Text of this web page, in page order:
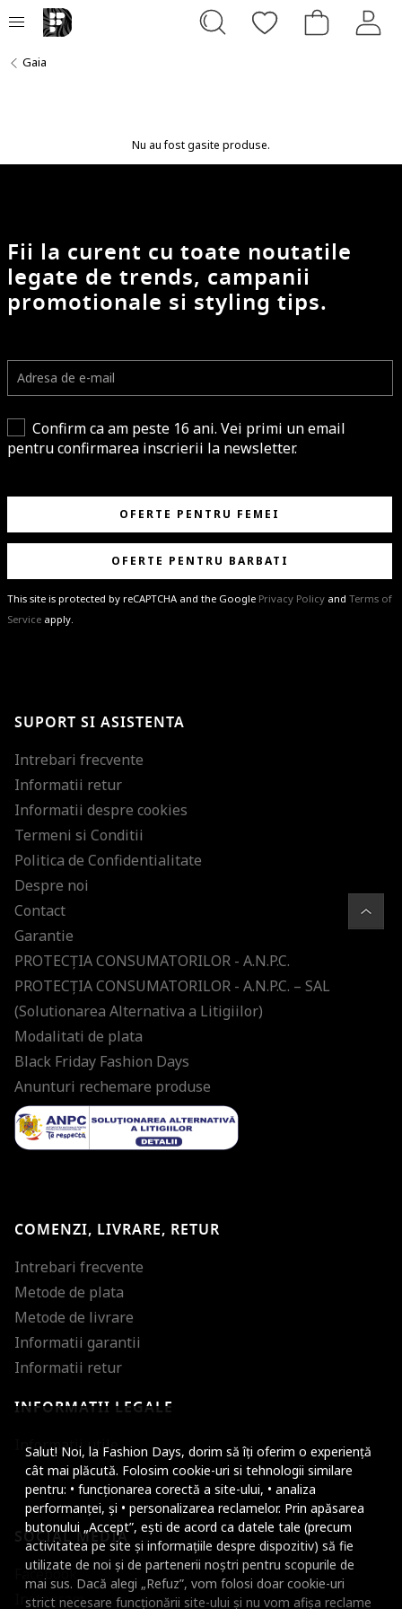
Salut! Noi, la Fashion Days, dorim să îți oferim o experiență
cât mai plăcută. Folosim cookie-uri si tehnologii similare
pentru: • funcționarea corectă a site-ului, • analiza
performanței, și • personalizarea reclamelor. Prin apăsarea
butonului „Accept”, ești de acord ca datele tale (precum
activitatea pe site și informațiile despre dispozitiv) să fie
utilizate de noi și de partenerii noștri pentru scopurile de
mai sus. Dacă alegi „Refuz”, vom folosi doar cookie-uri
strict necesare funcționării site-ului și nu vom afișa reclame
Gaia
Nu au fost gasite produse.
Fii la curent cu toate noutatile
legate de trends, campanii
promotionale si styling tips.
Confirm ca am peste 16 ani. Vei primi un email
pentru confirmarea inscrierii la newsletter.
OFERTE PENTRU FEMEI
OFERTE PENTRU BARBATI
This site is protected by reCAPTCHA and the Google Privacy Policy and Terms of
Service apply.
ultimele tendinte in moda!
SUPORT SI ASISTENTA
Intrebari frecvente
Informatii retur
Informatii despre cookies
Termeni si Conditii
Politica de Confidentialitate
Despre noi
Contact
Garantie
PROTECŢIA CONSUMATORILOR - A.N.P.C.
PROTECŢIA CONSUMATORILOR - A.N.P.C. – SAL
(Solutionarea Alternativa a Litigiilor)
Modalitati de plata
Black Friday Fashion Days
Anunturi rechemare produse
COMENZI, LIVRARE, RETUR
Intrebari frecvente
Metode de plata
Metode de livrare
Informatii garantii
Informatii retur
INFORMATII LEGALE
Informatii utile
SOCIAL MEDIA
Facebook
Instagram
Micsoreaza
Mareste spatierea
Micsoreaza
Mareste inaltimea